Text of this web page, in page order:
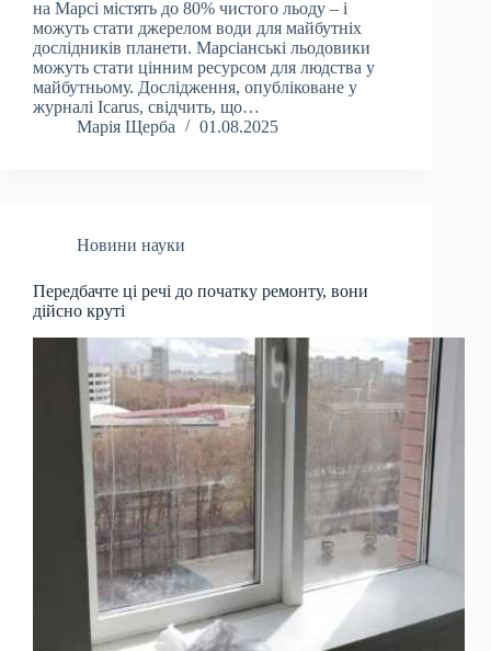
на Марсі містять до 80% чистого льоду – і
можуть стати джерелом води для майбутніх
дослідників планети. Марсіанські льодовики
можуть стати цінним ресурсом для людства у
майбутньому. Дослідження, опубліковане у
журналі Icarus, свідчить, що…
Марія Щерба
01.08.2025
Новини науки
Передбачте ці речі до початку ремонту, вони
дійсно круті